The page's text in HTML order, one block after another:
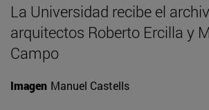
La Universidad recibe el
arquitectos Roberto Ercilla y
Campo
Imagen Manuel Castells